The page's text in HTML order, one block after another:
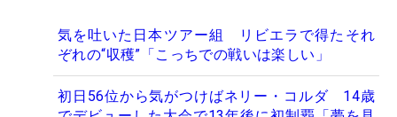
気を吐いた日本ツアー組 リビエラで得たそれ
ぞれの“収穫”「こっちでの戦いは楽しい」
初日56位から気がつけばネリー・コルダ 14歳